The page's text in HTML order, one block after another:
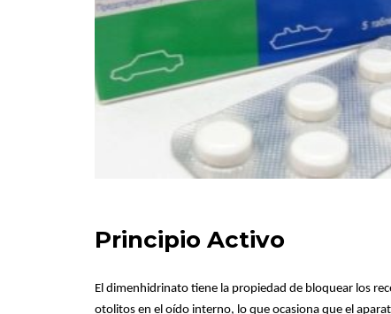
Principio Activo
El dimenhidrinato tiene la propiedad de bloquear los
otolitos en el oído interno, lo que ocasiona que el